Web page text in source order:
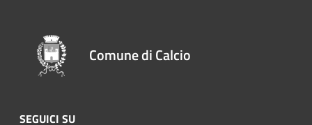
Comune di Calcio
SEGUICI SU